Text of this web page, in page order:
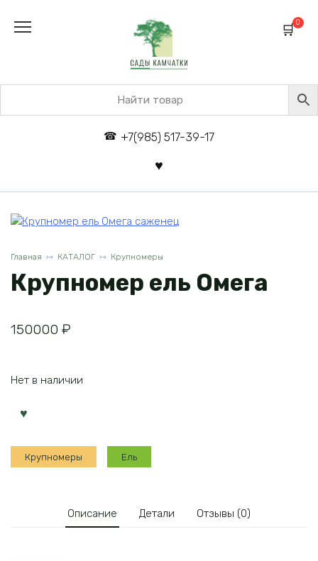
+7(985) 517-39-17
0
Главная КАТАЛОГ Крупномеры
Крупномер ель Омега
150000 ₽
Нет в наличии
Крупномеры Ель
Описание Детали Отзывы (0)